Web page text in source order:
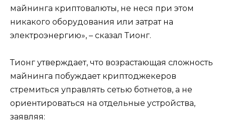
майнинга криптовалюты, не неся при этом
никакого оборудования или затрат на
электроэнергию», – сказал Тионг.
Тионг утверждает, что возрастающая сложность
майнинга побуждает криптоджекеров
стремиться управлять сетью ботнетов, а не
ориентироваться на отдельные устройства,
заявляя: